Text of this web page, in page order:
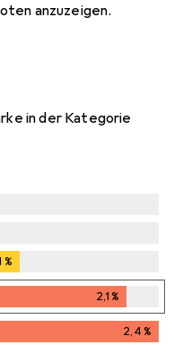
anzuzeigen.
in der Kategorie
%
2,1%
2,4%